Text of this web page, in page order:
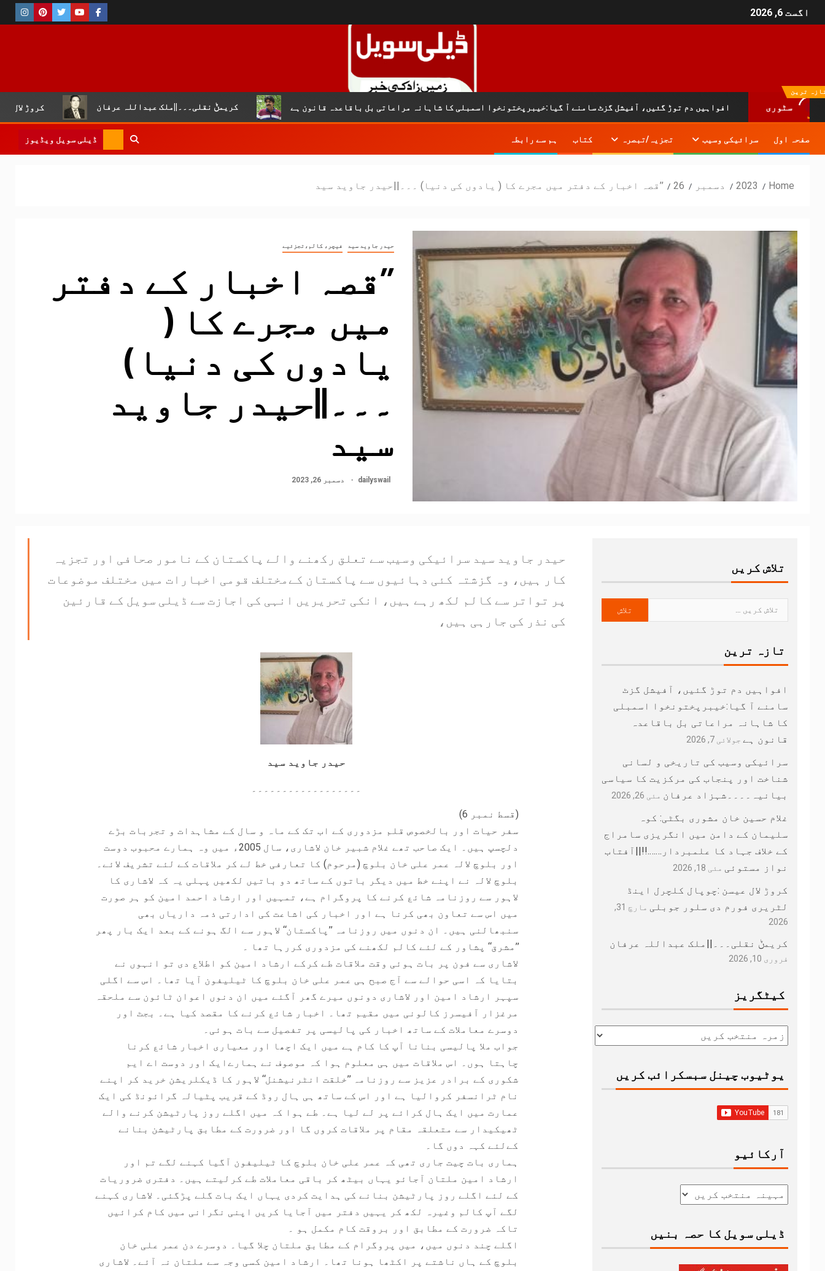
اگست 6, 2026
ترین
سٹوری کروڑ لال عیسن کریمݨ نقلی۔۔۔||ملک عبداللہ عرفان افواہیں دم توڑ گئیں، آفیشل گزٹ سامنے آ گیا:خیبرپختونخوا اسمبلی کا شاہانہ مراعاتی بل باقاعدہ قانون ہے
صفحہ اول سرائیکی وسیب تجزیہ/تبصرہ کتاب ہم سے رابطہ ڈیلی سویل ویڈیوز
Home
2023 دسمبر 26 ’’قصہ اخبار کے دفتر میں مجرے کا ( یادوں کی دنیا) ۔۔۔||حیدر جاوید سید
حیدر جاوید سید فیچر، کالم،تجزئیے
’’قصہ اخبار کے دفتر
میں مجرے کا (
یادوں کی دنیا)
۔۔۔||حیدر جاوید
سید
dailyswail دسمبر 26, 2023
حیدر جاوید سید سرائیکی وسیب سے تعلق رکھنے والے پاکستان کے نامور صحافی اور تجزیہ
کار ہیں، وہ گزشتہ کئی دہائیوں سے پاکستان کےمختلف قومی اخبارات میں مختلف موضوعات
پر تواتر سے کالم لکھ رہے ہیں، انکی تحریریں انہی کی اجازت سے ڈیلی سویل کے قارئین
کی نذر کی جارہی ہیں،
حیدر جاوید سید
۔۔۔۔۔۔۔۔۔۔۔۔۔۔۔۔۔۔
(قسط نمبر 6)
سفر حیات اور بالخصوص قلم مزدوری کے اب تک کے ماہ و سال کے مشاہدات و تجربات بڑے
دلچسپ ہیں۔ ایک صاحب تھے غلام شبیر خان لاشاری، سال 2005ء میں وہ ہمارے محبوب دوست
اور بلوچ لالہ عمر علی خان بلوچ (مرحوم) کا تعارفی خط لے کر ملاقات کے لئے تشریف لائے۔
بلوچ لالہ نے اپنے خط میں دیگر باتوں کے ساتھ دو باتیں لکھیں پہلی یہ کہ لاشاری کا
لاہور سے روزنامہ شائع کرنے کا پروگرام ہے، تمہیں اور ارشاد احمد امین کو ہر صورت
میں اس سے تعاون بھی کرنا ہے اور اخبار کی اشاعت کی ادارتی ذمہ داریاں بھی
سنبھالنی ہیں۔ ان دنوں میں روزنامہ ’’پاکستان‘‘ لاہور سے الگ ہونے کے بعد ایک بار پھر
’’مشرق‘‘ پشاور کے لئے کالم لکھنے کی مزدوری کررہا تھا ۔
لاشاری سے فون پر بات ہوئی وقت ملاقات طے کرکے ارشاد امین کو اطلاع دی تو انہوں نے
بتایا کہ اسی حوالے سے آج صبح ہی عمر علی خان بلوچ کا ٹیلیفون آیا تھا۔ اس سے اگلی
سپہر ارشاد امین اور لاشاری دونوں میرے گھر آگئے میں ان دنوں اعوان ٹائون سے ملحقہ
مرغزار آفیسرز کالونی میں مقیم تھا۔ اخبار شائع کرنے کا مقصد کیا ہے۔ بجٹ اور
دوسرے معاملات کے ساتھ اخبار کی پالیسی پر تفصیل سے بات ہوئی۔
جواب ملا پالیسی بنانا آپ کا کام ہے میں ایک اچھا اور معیاری اخبار شائع کرنا
چاہتا ہوں۔ اس ملاقات میں ہی معلوم ہوا کہ موصوف نے ہمارےایک اور دوست اے ایم
شکوری کے برادر عزیز سے روزنامہ ’’خلقت انٹرنیشنل‘‘ لاہور کا ڈیکلریشن خرید کر اپنے
نام ٹرانسفر کروالیا ہے اور اس کے ساتھ ہی ہال روڈ کے قریب پٹیالہ گرائونڈ کی ایک
عمارت میں ایک ہال کرائے پر لے لیا ہے۔ طے ہوا کہ میں اگلے روز پارٹیشن کرنے والے
ٹھیکیدار سے متعلقہ مقام پر ملاقات کروں گا اور ضرورت کے مطابق پارٹیشن بنانے
کےلئے کہہ دوں گا۔
ہماری بات چیت جاری تھی کہ عمر علی خان بلوچ کا ٹیلیفون آگیا کہنے لگے تم اور
ارشاد امین ملتان آجائو یہاں بیٹھ کر باقی معاملات طے کرلیتے ہیں۔ دفتری ضروریات
کے لئے اگلے روز پارٹیشن بنانے کی ہدایت کردی یہاں ایک بات گلے پڑگئی۔ لاشاری کہنے
لگے آپ کالم وغیرہ لکھ کر یہیں دفتر میں آجایا کریں اپنی نگرانی میں کام کرائیں
تاکہ ضرورت کے مطابق اور بروقت کام مکمل ہو ۔
اگلے چند دنوں میں، میں پروگرام کے مطابق ملتان چلا گیا۔ دوسرے دن عمر علی خان
بلوچ کے ہاں ناشتے پر اکٹھا ہونا تھا۔ ارشاد امین کسی وجہ سے ملتان نہ آئے۔ لاشاری
تلاش کریں
تازہ ترین
افواہیں دم توڑ گئیں، آفیشل گزٹ
سامنے آ گیا:خیبرپختونخوا اسمبلی
کا شاہانہ مراعاتی بل باقاعدہ
قانون ہے جولائی 7, 2026
سرائیکی وسیب کی تاریخی و لسانی
شناخت اور پنجاب کی مرکزیت کا سیاسی
بیانیہ۔۔۔۔شہزاد عرفان مئی 26, 2026
غلام حسین خان مشوری بگٹی: کوہ
سلیمان کے دامن میں انگریزی سامراج
کے خلاف جہاد کا علمبردار…….!!||آفتاب
نواز مستوئی مئی 18, 2026
کروڑ لال عیسن :چوپال کلچرل اینڈ
لٹریری فورم دی سلور جوبلی
مارچ 31,
2026
کریمݨ نقلی۔۔۔||ملک عبداللہ عرفان
فروری 10, 2026
کیٹگریز
یوٹیوب چینل سبسکرائب کریں
آرکائیو
ڈیلی سویل کا حصہ بنیں